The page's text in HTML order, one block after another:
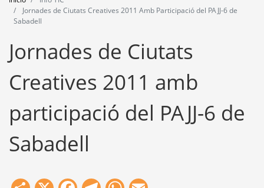
Agenda
Herramientas
Jornades de Ciutats Creatives 2011 Amb Participació del PAJJ-6 de
Sabadell
Jornades de Ciutats
Creatives 2011 amb
participació del PAJJ-6 de
Sabadell